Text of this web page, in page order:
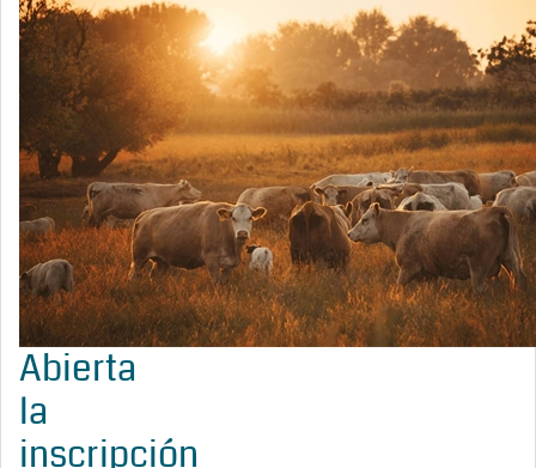
Abierta
la
inscripción